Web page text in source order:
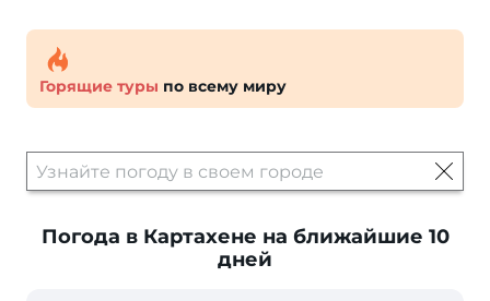
Горящие туры по всему миру
Погода в Картахене на ближайшие 10
дней